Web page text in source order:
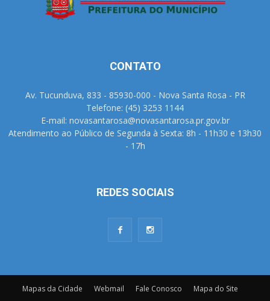
CONTATO
Av. Tucunduva, 833 - 85930-000 - Nova Santa Rosa - PR
Telefone: (45) 3253 1144
E-mail: novasantarosa@novasantarosa.pr.gov.br
Atendimento ao Público de Segunda à Sexta: 8h - 11h30 e 13h30
- 17h
REDES SOCIAIS
Mapas da Cidade Webmail Fale Conosco Mapa do Site